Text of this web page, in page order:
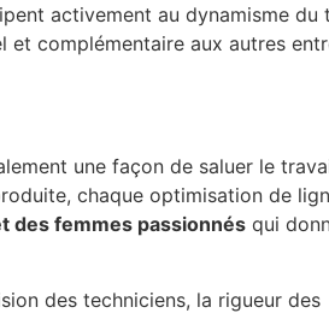
activement au dynamisme du
complémentaire aux autres
une façon de saluer le
chaque optimisation de
des femmes passionnés qui
des techniciens, la rigueur des